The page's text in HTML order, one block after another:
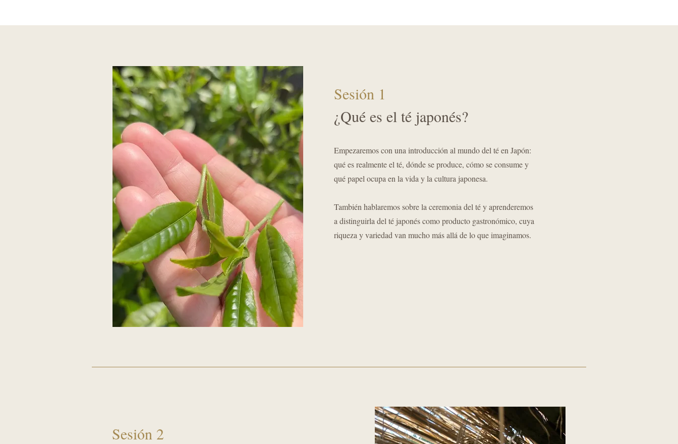
Sesión 1
¿Qué es el té japonés?
Empezaremos con una introducción al mundo del té en Japón:
qué es realmente el té, dónde se produce, cómo se consume y
qué papel ocupa en la vida y la cultura japonesa.
También hablaremos sobre la ceremonia del té y aprenderemos
a distinguirla del té japonés como producto gastronómico, cuya
riqueza y variedad van mucho más allá de lo que imaginamos.
Sesión 2